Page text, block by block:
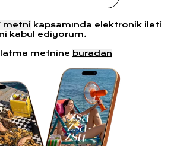
metni kapsamında elektronik ileti
kabul ediyorum.
metnine buradan